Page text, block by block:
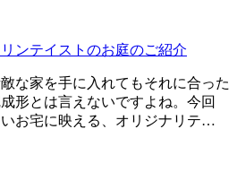
ンテイストのお庭のご紹介
な家を手に入れてもそれに合った
形とは言えないですよね。今回
お宅に映える、オリジナリテ…